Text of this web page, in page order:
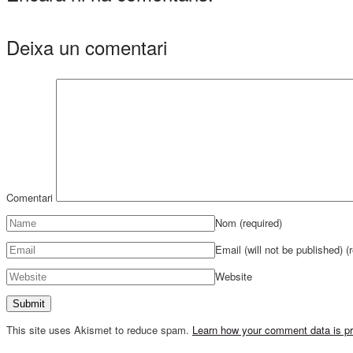
Deixa un comentari
Comentari
Nom (required)
Email (will not be published)
Website
This site uses Akismet to reduce spam. Learn how your comment data is